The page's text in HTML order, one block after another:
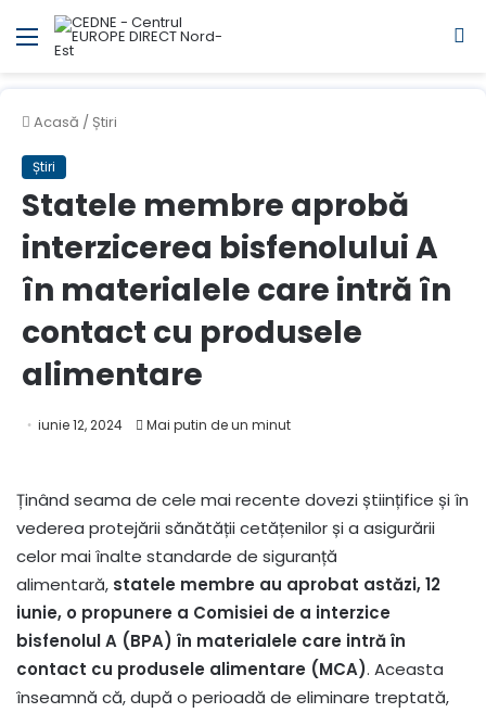
Meniul
Acasă / Știri
Știri
Statele membre aprobă
interzicerea bisfenolului A
în materialele care intră în
contact cu produsele
alimentare
iunie 12, 2024 Mai putin de un minut
Ținând seama de cele mai recente dovezi științifice și în
vederea protejării sănătății cetățenilor și a asigurării
celor mai înalte standarde de siguranță
alimentară, statele membre au aprobat astăzi, 12
iunie, o propunere a Comisiei de a interzice
bisfenolul A (BPA) în materialele care intră în
contact cu produsele alimentare (MCA). Aceasta
înseamnă că, după o perioadă de eliminare treptată,